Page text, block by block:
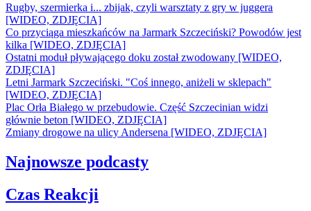
Rugby, szermierka i... zbijak, czyli warsztaty z gry w juggera
[WIDEO, ZDJĘCIA]
Co przyciąga mieszkańców na Jarmark Szczeciński? Powodów jest
kilka [WIDEO, ZDJĘCIA]
Ostatni moduł pływającego doku został zwodowany [WIDEO,
ZDJĘCIA]
Letni Jarmark Szczeciński. "Coś innego, aniżeli w sklepach"
[WIDEO, ZDJĘCIA]
Plac Orła Białego w przebudowie. Część Szczecinian widzi
głównie beton [WIDEO, ZDJĘCIA]
Zmiany drogowe na ulicy Andersena [WIDEO, ZDJĘCIA]
Najnowsze podcasty
Czas Reakcji